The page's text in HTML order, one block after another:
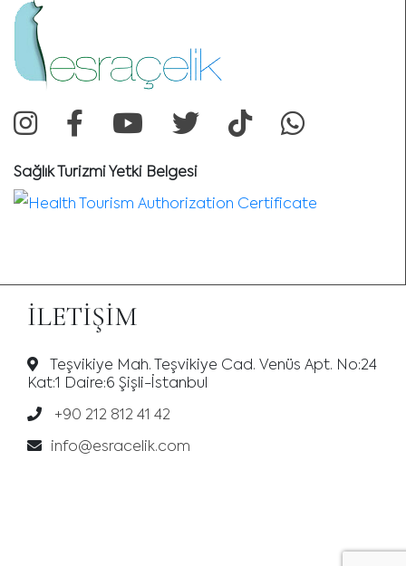
Sağlık Turizmi Yetki Belgesi
İLETIŞIM
Teşvikiye Mah. Teşvikiye Cad. Venüs Apt. No:24
Kat:1 Daire:6 Şişli-İstanbul
+90 212 812 41 42
info@esracelik.com